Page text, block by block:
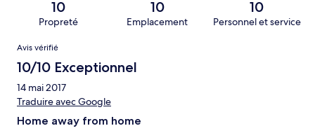
10
Propreté
10
Emplacement
10
Personnel et service
Avis
Avis vérifié
10/10 Exceptionnel
14 mai 2017
Traduire avec Google
Home away from home